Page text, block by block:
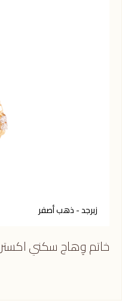
زبرجد - ذهب أصفر
خاتم وِهاج سكني اكسترا